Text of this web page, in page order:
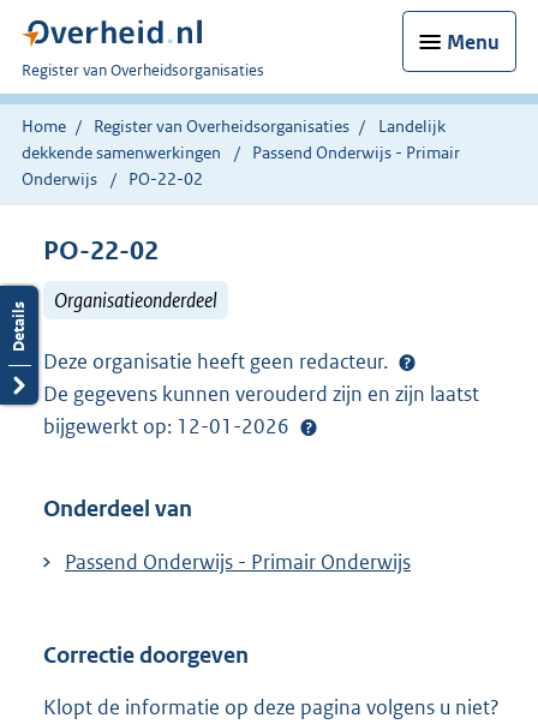
Menu
U
bent
nu
hier:
Register van Overheidsorganisaties
Home Register van Overheidsorganisaties
Landelijk
dekkende samenwerkingen
Passend Onderwijs - Primair
Onderwijs
PO-22-02
PO-22-02
Organisatieonderdeel
Deze organisatie heeft geen redacteur.
De gegevens kunnen verouderd zijn en zijn laatst
bijgewerkt op: 12-01-2026
Onderdeel van
Passend Onderwijs - Primair Onderwijs
Correctie doorgeven
Klopt de informatie op deze pagina volgens u niet?